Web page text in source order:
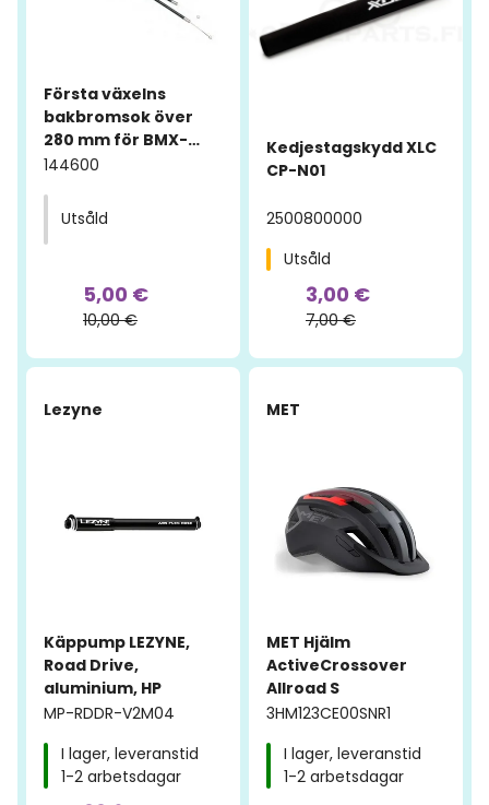
Första växelns
bakbromsok över
280 mm för BMX-
cyklar.
144600
Utsåld
5,00 €
10,00 €
Kedjestagskydd XLC
CP-N01
2500800000
Utsåld
3,00 €
7,00 €
Lezyne
-40%
Käppump LEZYNE,
Road Drive,
aluminium, HP
MP-RDDR-V2M04
I lager, leveranstid
1-2 arbetsdagar
MET
-51%
MET Hjälm
ActiveCrossover
Allroad S
3HM123CE00SNR1
I lager, leveranstid
1-2 arbetsdagar